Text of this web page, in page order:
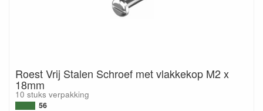
Roest Vrij Stalen Schroef met vlakkekop M2 x
18mm
10 stuks verpakking
56